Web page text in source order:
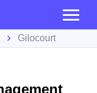
Gilocourt